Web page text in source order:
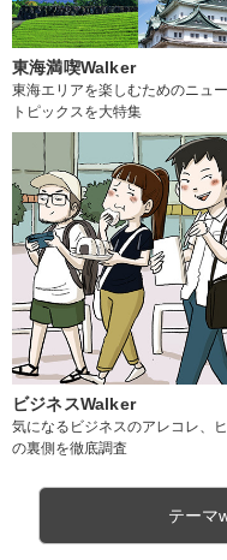
東海満喫Walker
東海エリアを楽しむためのニュ
トピックスを大特集
ビジネスWalker
気になるビジネスのアレコレ、
の裏側を徹底調査
テーマ